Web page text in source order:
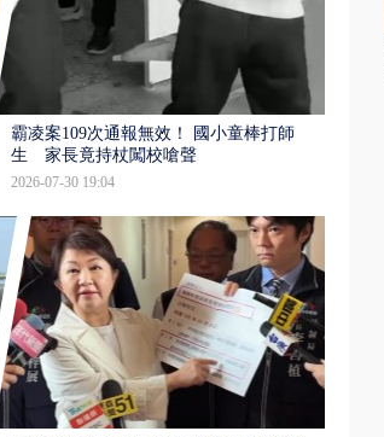
霸凌案109次通報無效！ 國小童棒打師
生 家長竟持杖闖校嗆聲
2026-07-30 19:04